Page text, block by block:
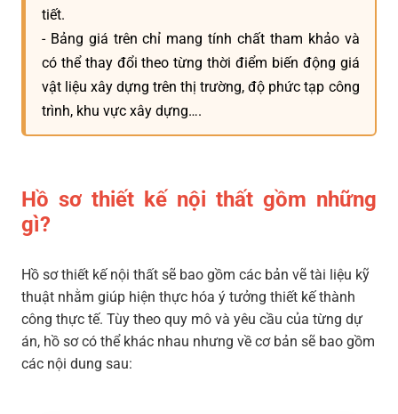
tiết.
- Bảng giá trên chỉ mang tính chất tham khảo và
có thể thay đổi theo từng thời điểm biến động giá
vật liệu xây dựng trên thị trường, độ phức tạp công
trình, khu vực xây dựng….
Hồ sơ thiết kế nội thất gồm những
gì?
Hồ sơ thiết kế nội thất sẽ bao gồm các bản vẽ tài liệu kỹ
thuật nhằm giúp hiện thực hóa ý tưởng thiết kế thành
công thực tế. Tùy theo quy mô và yêu cầu của từng dự
án, hồ sơ có thể khác nhau nhưng về cơ bản sẽ bao gồm
các nội dung sau: